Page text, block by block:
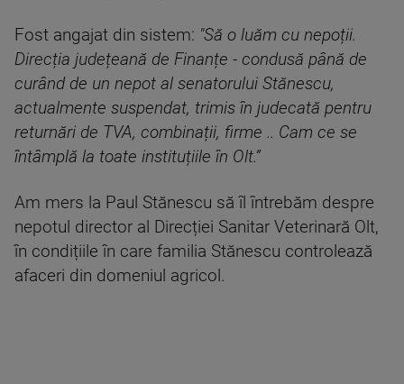
Fost angajat din sistem: "Să o luăm cu nepoții.
Direcția județeană de Finanțe - condusă până de
curând de un nepot al senatorului Stănescu,
actualmente suspendat, trimis în judecată pentru
returnări de TVA, combinații, firme .. Cam ce se
întâmplă la toate instituțiile în Olt.”
Am mers la Paul Stănescu să îl întrebăm despre
nepotul director al Direcției Sanitar Veterinară Olt,
în condițiile în care familia Stănescu controlează
afaceri din domeniul agricol.